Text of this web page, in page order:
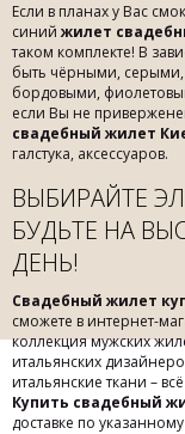
Если в планах у Вас
синийжилет
таком комплекте! В
быть чёрными,
бордовыми,
если Вы не
свадебный жилет
галстука, аксессуаров.
ВЫБИРАЙТЕ
БУДЬТЕ НА
ДЕНЬ!
Свадебный жилет
сможете в интернет-
коллекция мужских
итальянских
итальянские ткани –
Купить свадебный
доставке по